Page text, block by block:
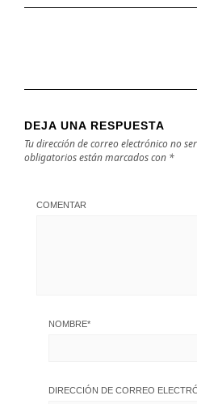
DEJA UNA RESPUESTA
Tu dirección de correo electrónico no
obligatorios están marcados con *
COMENTAR
NOMBRE*
DIRECCIÓN DE CORREO